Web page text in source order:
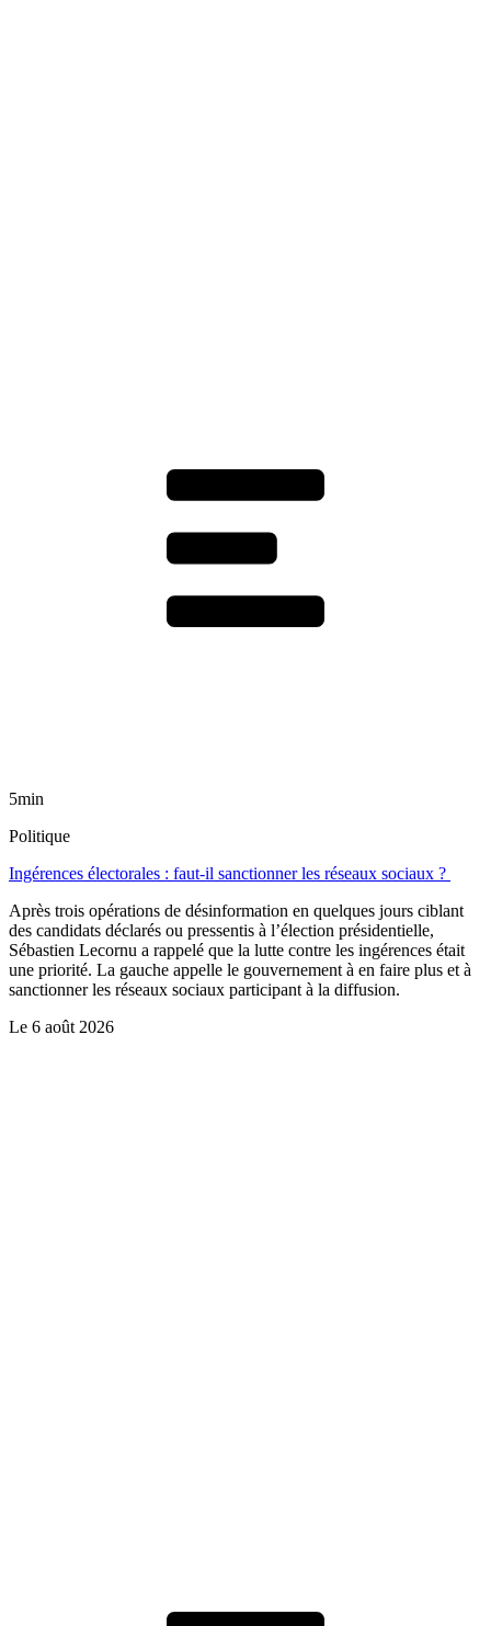
5min
Politique
Ingérences électorales : faut-il sanctionner les réseaux sociaux ?
Après trois opérations de désinformation en quelques jours ciblant
des candidats déclarés ou pressentis à l’élection présidentielle,
Sébastien Lecornu a rappelé que la lutte contre les ingérences était
une priorité. La gauche appelle le gouvernement à en faire plus et à
sanctionner les réseaux sociaux participant à la diffusion.
Le 6 août 2026